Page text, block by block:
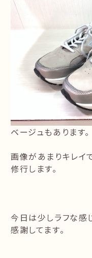
ベージュもあります。
画像があまりキレイ
修行します。
今日は少しラフな感
感謝してます。